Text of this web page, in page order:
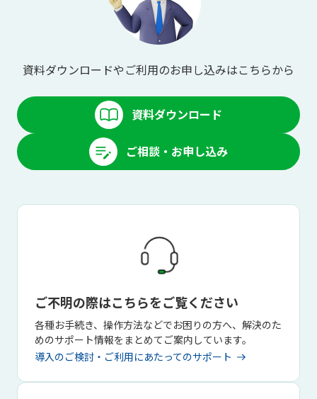
資料ダウンロードやご利用のお申し込みはこちらから
資料ダウンロード
ご相談・お申し込み
ご不明の際はこちらをご覧ください
各種お手続き、操作方法などでお困りの方へ、解決のた
めのサポート情報をまとめてご案内しています。
導入のご検討・ご利用にあたってのサポート